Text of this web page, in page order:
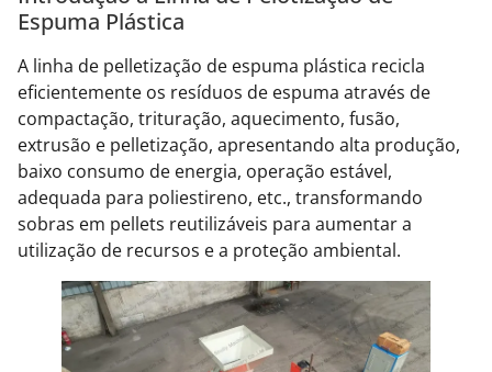
Espuma Plástica
A linha de pelletização de espuma plástica recicla
eficientemente os resíduos de espuma através de
compactação, trituração, aquecimento, fusão,
extrusão e pelletização, apresentando alta produção,
baixo consumo de energia, operação estável,
adequada para poliestireno, etc., transformando
sobras em pellets reutilizáveis para aumentar a
utilização de recursos e a proteção ambiental.